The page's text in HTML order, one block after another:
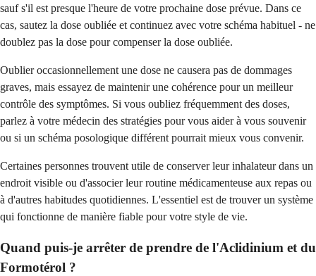
sauf s'il est presque l'heure de votre prochaine dose prévue. Dans ce
cas, sautez la dose oubliée et continuez avec votre schéma habituel - ne
doublez pas la dose pour compenser la dose oubliée.
Oublier occasionnellement une dose ne causera pas de dommages
graves, mais essayez de maintenir une cohérence pour un meilleur
contrôle des symptômes. Si vous oubliez fréquemment des doses,
parlez à votre médecin des stratégies pour vous aider à vous souvenir
ou si un schéma posologique différent pourrait mieux vous convenir.
Certaines personnes trouvent utile de conserver leur inhalateur dans un
endroit visible ou d'associer leur routine médicamenteuse aux repas ou
à d'autres habitudes quotidiennes. L'essentiel est de trouver un système
qui fonctionne de manière fiable pour votre style de vie.
Quand puis-je arrêter de prendre de l'Aclidinium et du
Formotérol ?